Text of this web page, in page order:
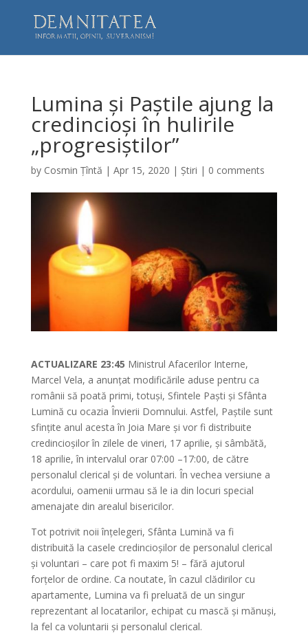
Lumina și Paștile ajung la
credincioși în hulirile
„progresiștilor”
by Cosmin Țîntă | Apr 15, 2020 | Știri | 0 comments
ACTUALIZARE 23:45 Ministrul Afacerilor Interne,
Marcel Vela, a anunțat modificările aduse pentru ca
românii să poată primi, totuși, Sfintele Paști și Sfânta
Lumină cu ocazia Învierii Domnului. Astfel, Paștile sunt
sfințite anul acesta în Joia Mare și vor fi distribuite
credincioșilor în zilele de vineri, 17 aprilie, și sâmbătă,
18 aprilie, în intervalul orar 07:00 –17:00, de către
personalul clerical și de voluntari. În vechea versiune a
acordului, oamenii urmau să le ia din locuri special
amenajate din arealul bisericilor.
Tot potrivit noii înțelegeri, Sfânta Lumină va fi
distribuită la casele credincioșilor de personalul clerical
și voluntari – care pot fi maxim 5! – fără ajutorul
forțelor de ordine. Ca noutate, în cazul clădirilor cu
apartamente, Lumina va fi preluată de un singur
reprezentant al locatarilor, echipat cu mască și mănuși,
la fel ca voluntarii și personalul clerical.